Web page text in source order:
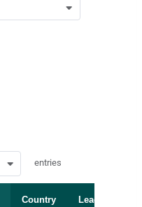
entries
Country League